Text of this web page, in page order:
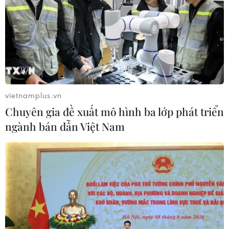
vietnamplus.vn
Chuyên gia đề xuất mô hình ba lớp phát triển
ngành bán dẫn Việt Nam